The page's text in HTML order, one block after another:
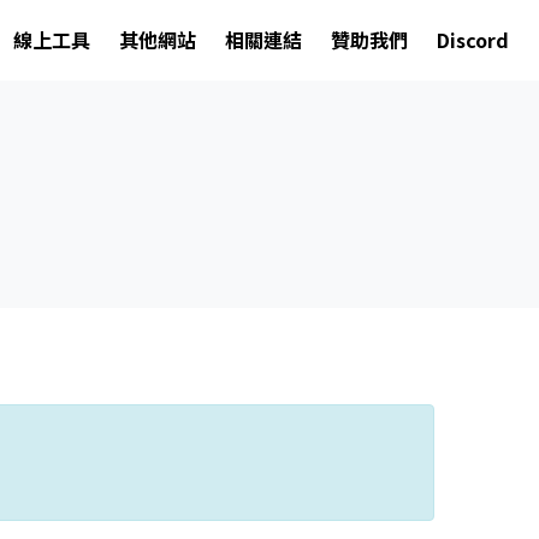
線上工具 其他網站 相關連結 贊助我們 Discord